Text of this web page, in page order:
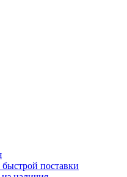
поставки